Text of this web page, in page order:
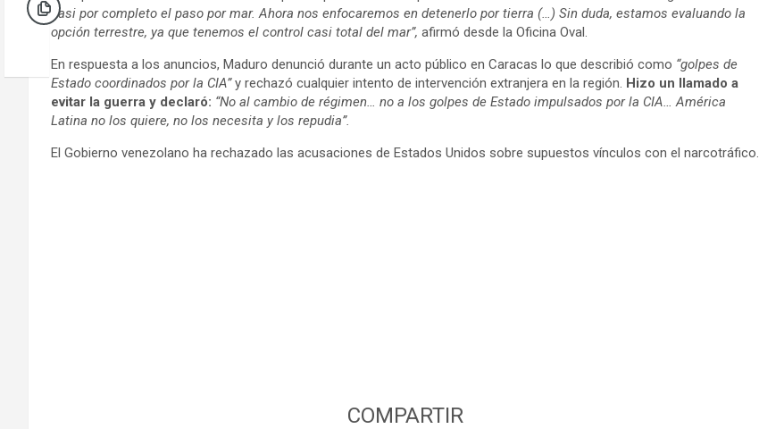
casi por completo el paso por mar. Ahora nos enfocaremos en detenerlo por tierra (…) Sin duda, estamos evaluando la
opción terrestre, ya que tenemos el control casi total del mar”, afirmó desde la Oficina Oval.
En respuesta a los anuncios, Maduro denunció durante un acto público en Caracas lo que describió como “golpes de
Estado coordinados por la CIA”y rechazó cualquier intento de intervención extranjera en la región. Hizo un llamado a
evitar la guerra y declaró: “No al cambio de régimen… no a los golpes de Estado impulsados por la CIA… América
Latina no los quiere, no los necesita y los repudia”.
El Gobierno venezolano ha rechazado las acusaciones de Estados Unidos sobre supuestos vínculos con el narcotráfico.
COMPARTIR